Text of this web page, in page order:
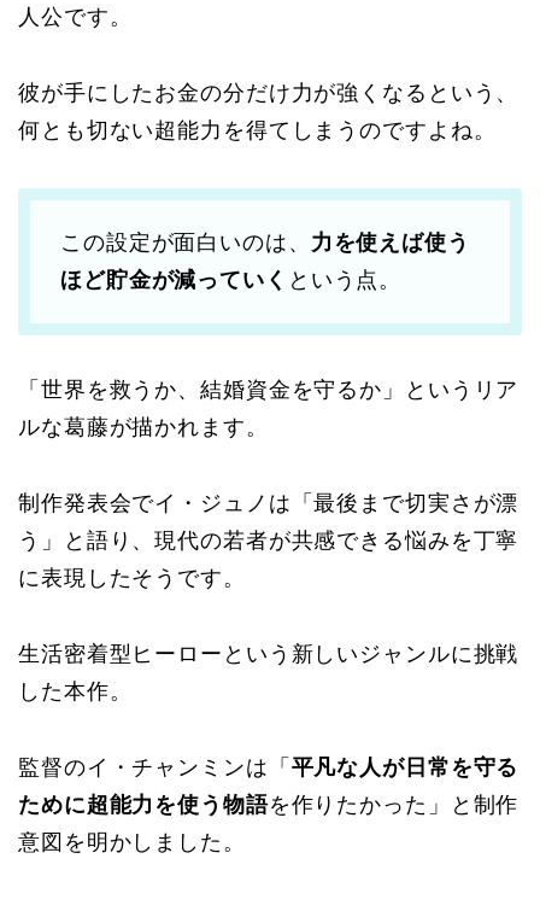
人公です。
彼が手にしたお金の分だけ力が強くなるという、
何とも切ない超能力を得てしまうのですよね。
この設定が面白いのは、 力を使えば使う
ほど貯金が減っていく という点。
「世界を救うか、結婚資金を守るか」というリア
ルな葛藤が描かれます。
制作発表会でイ・ジュノは「最後まで切実さが漂
う」と語り、現代の若者が共感できる悩みを丁寧
に表現したそうです。
生活密着型ヒーローという新しいジャンルに挑戦
した本作。
監督のイ・チャンミンは「 平凡な人が日常を守る
ために超能力を使う物語を作りたかった」と制作
意図を明かしました。